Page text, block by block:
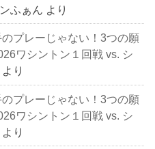
ふぁん より
のプレーじゃない！3つの願
ワシントン１回戦 vs. シ
より
のプレーじゃない！3つの願
ワシントン１回戦 vs. シ
より